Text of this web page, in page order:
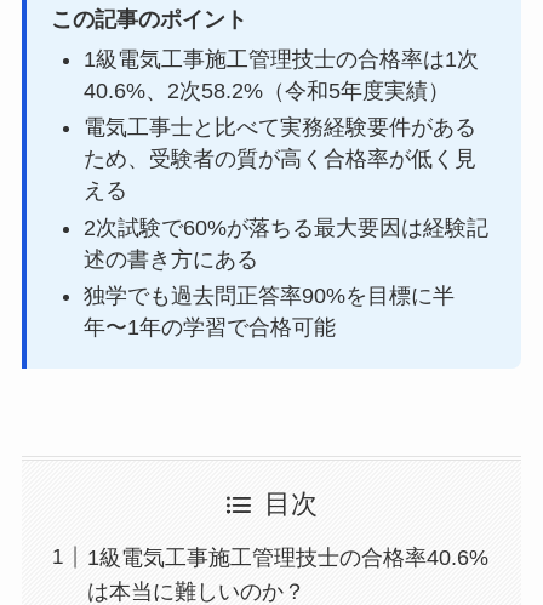
この記事のポイント
1級電気工事施工管理技士の合格率は1次
40.6%、2次58.2%（令和5年度実績）
電気工事士と比べて実務経験要件がある
ため、受験者の質が高く合格率が低く見
える
2次試験で60%が落ちる最大要因は経験記
述の書き方にある
独学でも過去問正答率90%を目標に半
年〜1年の学習で合格可能
目次
1級電気工事施工管理技士の合格率40.6%
は本当に難しいのか？